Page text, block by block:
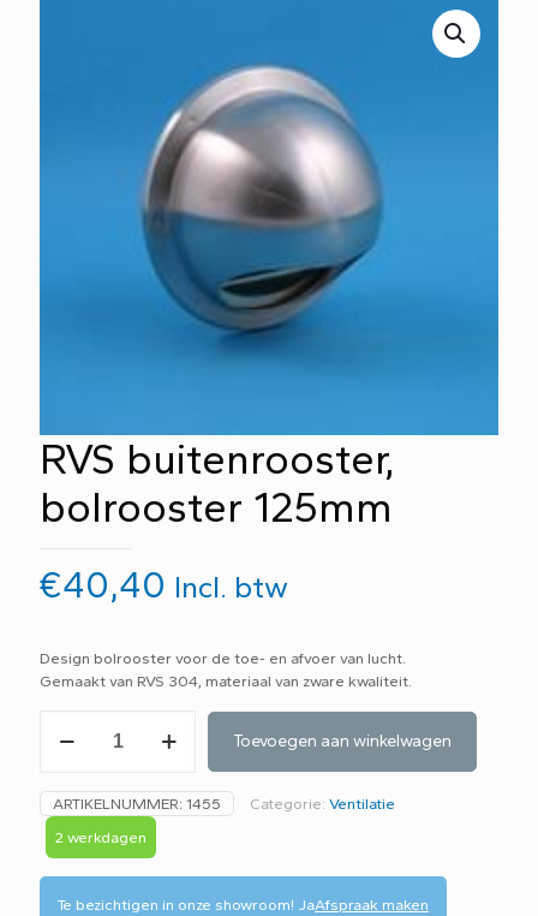
RVS buitenrooster,
bolrooster 125mm
€40,40 Incl. btw
Design bolrooster voor de toe- en afvoer van lucht.
Gemaakt van RVS 304, materiaal van zware kwaliteit.
buitenrooster,
125mm
aantal
Toevoegen aan winkelwagen
ARTIKELNUMMER: 1455 Categorie: Ventilatie
2 werkdagen
Te bezichtigen in onze showroom! JaAfspraak maken